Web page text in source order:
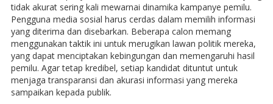
tidak akurat sering kali mewarnai dinamika kampanye pemilu.
Pengguna media sosial harus cerdas dalam memilih informasi
yang diterima dan disebarkan. Beberapa calon memang
menggunakan taktik ini untuk merugikan lawan politik mereka,
yang dapat menciptakan kebingungan dan memengaruhi hasil
pemilu. Agar tetap kredibel, setiap kandidat dituntut untuk
menjaga transparansi dan akurasi informasi yang mereka
sampaikan kepada publik.